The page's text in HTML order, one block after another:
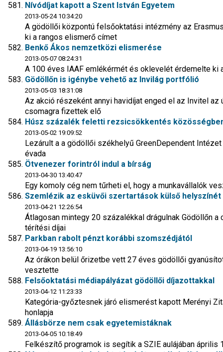
Nívódíjat kapott a Szent István Egyetem
2013-05-24 10:34:20
A gödöllői központú felsőoktatási intézmény az
ki a rangos elismerő címet
Benkő Ákos nemzetközi elismerése
2013-05-07 08:24:31
A 100 éves IAAF emlékérmét és oklevelét érdemelte ki
Gödöllőn is igénybe vehető az Invilág portfólió
2013-05-03 18:31:08
Az akció részeként annyi havidíjat enged el az Invitel
csomagra fizettek elő
Húsz százalék feletti rezsicsökkentés
2013-05-02 19:09:52
Lezárult a a gödöllői székhelyű GreenDependent
évada
Ötvenezer forintról indul a bírság
2013-04-30 13:40:47
Egy komoly cég nem tűrheti el, hogy a munkavállalók
Szemlézik az esküvői szertartások külső helyszínét
2013-04-21 12:26:54
Átlagosan mintegy 20 százalékkal drágulnak Gödöllőn
térítési díjai
Parkban rabolt pénzt korábbi szomszédjától
2013-04-19 13:56:10
Az órákon belül őrizetbe vett 27 éves gödöllői
vesztette
Felsőoktatási médiapályázat gödöllői díjazottakkal
2013-04-12 11:23:33
Kategória-győztesnek járó elismerést kapott Merényi
honlapja
Állásbörze nem csak egyetemistáknak
2013-04-05 10:18:49
Felkészítő programok is segítik a SZIE aulájában